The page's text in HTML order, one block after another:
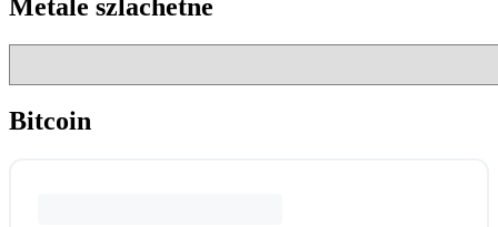
Metale szlachetne
Bitcoin